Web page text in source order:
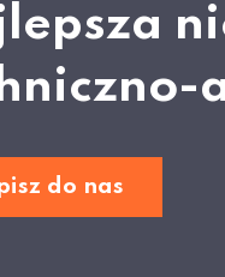
do nas